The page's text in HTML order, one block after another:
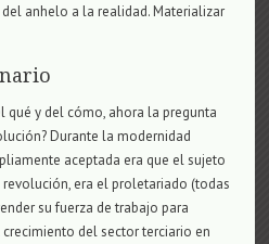
anhelo a la realidad. Materializar
qué y del cómo, ahora la pregunta
Durante la modernidad
aceptada era que el sujeto
era el proletariado (todas
su fuerza de trabajo para
del sector terciario en